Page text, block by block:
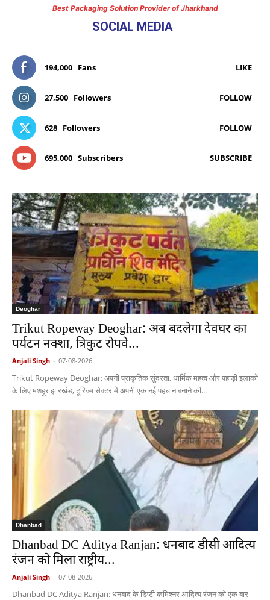
Best Packaging Solution Provider of Jharkhand
SOCIAL MEDIA
194,000 Fans LIKE
27,500 Followers FOLLOW
628 Followers FOLLOW
695,000 Subscribers SUBSCRIBE
Deoghar
Trikut Ropeway Deoghar: अब बदलेगा देवघर का
पर्यटन नक्शा, त्रिकुट रोपवे...
Anjali Singh - 07-08-2026
Trikut Ropeway Deoghar: अपनी प्राकृतिक सुंदरता, धार्मिक महत्व और पहाड़ी इलाकों
के लिए मशहूर झारखंड, टूरिज्म सेक्टर में अपनी एक नई पहचान बनाने की...
Dhanbad
Dhanbad DC Aditya Ranjan: धनबाद डीसी आदित्य
रंजन को मिला राष्ट्रीय...
Anjali Singh - 07-08-2026
Dhanbad DC Aditya Ranjan: धनबाद के डिप्टी कमिश्नर आदित्य रंजन को एक बार